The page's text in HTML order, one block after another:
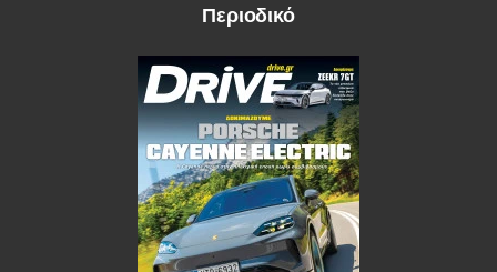
Περιοδικό